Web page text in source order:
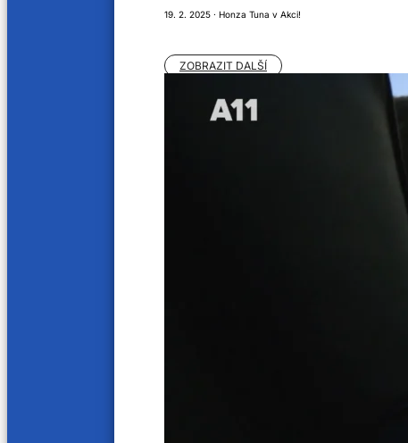
19. 2. 2025 · Honza Tuna v Akci!
ZOBRAZIT DALŠÍ